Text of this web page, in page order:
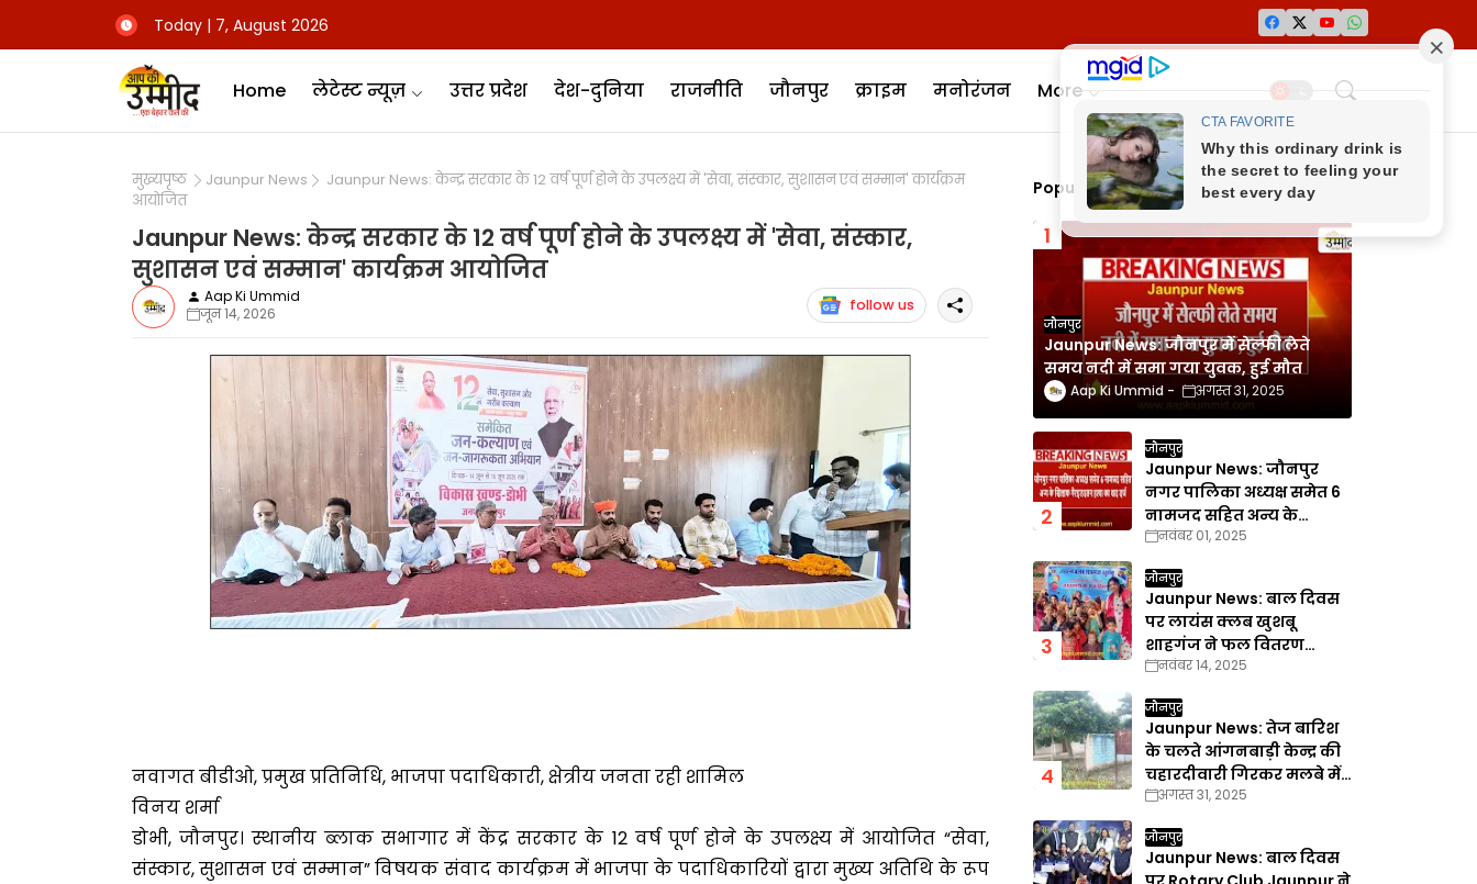
Today | 7, August 2026
Home लेटेस्ट न्यूज़ उत्तर प्रदेश देश-दुनिया राजनीति जौनपुर क्राइम मनोरंजन More
मुख्यपृष्ठ Jaunpur News
Jaunpur News: केन्द्र सरकार के 12 वर्ष पूर्ण होने के उपलक्ष्य में 'सेवा, संस्कार, सुशासन एवं सम्मान' कार्यक्रम
आयोजित
Jaunpur News: केन्द्र सरकार के 12 वर्ष पूर्ण होने के उपलक्ष्य में 'सेवा, संस्कार,
सुशासन एवं सम्मान' कार्यक्रम आयोजित
Aap Ki Ummid
जून 14, 2026
follow us
नवागत बीडीओ, प्रमुख प्रतिनिधि, भाजपा पदाधिकारी, क्षेत्रीय जनता रही शामिल
विनय शर्मा
डोभी, जौनपुर। स्थानीय ब्लाक सभागार में केंद्र सरकार के 12 वर्ष पूर्ण होने के उपलक्ष्य में आयोजित “सेवा,
संस्कार, सुशासन एवं सम्मान” विषयक संवाद कार्यक्रम में भाजपा के पदाधिकारियों द्वारा मुख्य अतिथि के रूप
Popular Posts
जौनपुर
Jaunpur News: जौनपुर में सेल्फी लेते
समय नदी में समा गया युवक, हुई मौत
Aap Ki Ummid अगस्त 31, 2025
जौनपुर
Jaunpur News: जौनपुर
नगर पालिका अध्यक्ष समेत 6
नामजद सहित अन्य के
खिलाफ गैरइरादतन हत्या का
नवंबर 01, 2025
जौनपुर
Jaunpur News: बाल दिवस
पर लायंस क्लब खुशबू
शाहगंज ने फल वितरण
कार्यक्रम का किया आयोजन
नवंबर 14, 2025
जौनपुर
Jaunpur News: तेज बारिश
के चलते आंगनबाड़ी केन्द्र की
चहारदीवारी गिरकर मलबे में
तब्दील
अगस्त 31, 2025
जौनपुर
Jaunpur News: बाल दिवस